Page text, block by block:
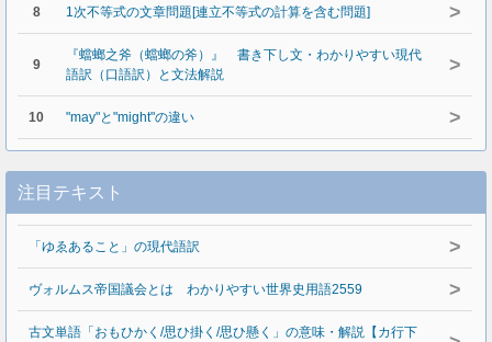
8 1次不等式の文章問題[連立不等式の計算を含む問題] >
9
『蟷螂之斧（蟷螂の斧）』 書き下し文・わかりやすい現代
語訳（口語訳）と文法解説
>
10 "may"と"might"の違い >
注目テキスト
「ゆゑあること」の現代語訳 >
ヴォルムス帝国議会とは わかりやすい世界史用語2559 >
古文単語「おもひかく/思ひ掛く/思ひ懸く」の意味・解説【カ行下